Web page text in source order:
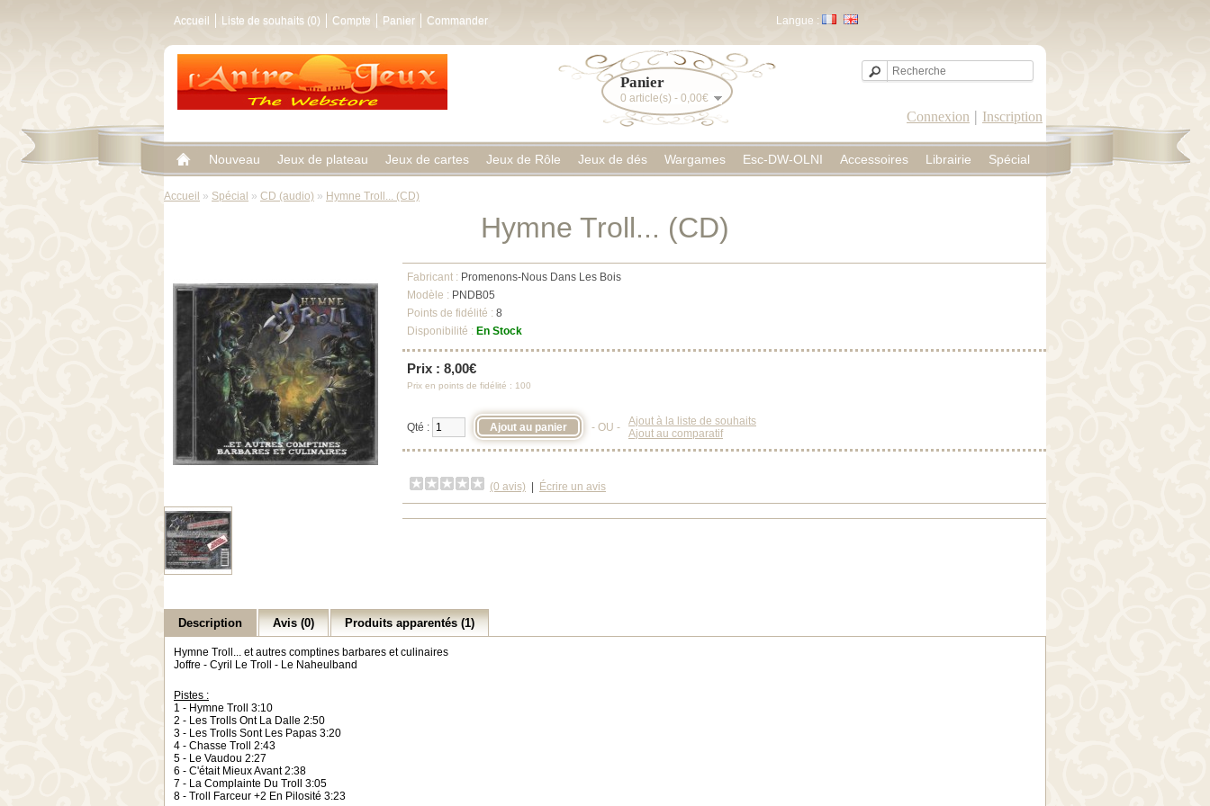
Langue :
Panier
0 article(s) - 0,00€
Connexion | Inscription
Accueil Liste de souhaits (0) Compte Panier Commander
Nouveau Jeux de plateau Jeux de cartes Jeux de Rôle Jeux de dés Wargames Esc-DW-OLNI Accessoires Librairie Spécial
Accueil » Spécial » CD (audio) » Hymne Troll... (CD)
Hymne Troll... (CD)
Fabricant : Promenons-Nous Dans Les Bois
Modèle : PNDB05
Points de fidélité : 8
Disponibilité : En Stock
Prix : 8,00€
Prix en points de fidélité : 100
Qté : - OU -
Ajout à la liste de souhaits
Ajout au comparatif
(0 avis) Écrire un avis
Description Avis (0) Produits apparentés (1)
Hymne Troll... et autres comptines barbares et culinaires
Joffre - Cyril Le Troll - Le Naheulband
Pistes :
1 - Hymne Troll 3:10
2 - Les Trolls Ont La Dalle 2:50
3 - Les Trolls Sont Les Papas 3:20
4 - Chasse Troll 2:43
5 - Le Vaudou 2:27
6 - C'était Mieux Avant 2:38
7 - La Complainte Du Troll 3:05
8 - Troll Farceur +2 En Pilosité 3:23